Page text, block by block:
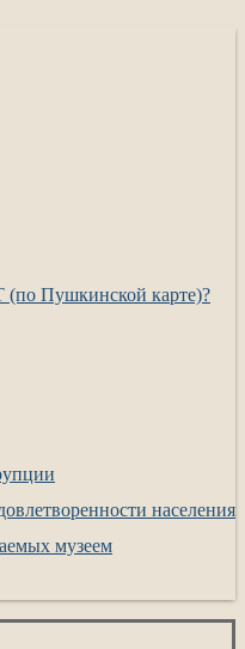
Пушкинской карте)?
населения
музеем